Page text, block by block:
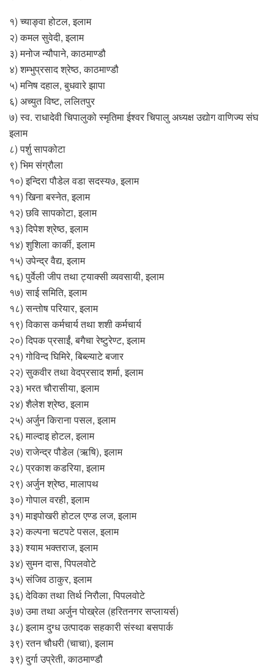
१) च्याङ्वा होटल, इलाम
२) कमल सुवेदी, इलाम
३) मनोज न्यौपाने, काठमाण्डौ
४) शम्भुप्रसाद श्रेष्ठ, काठमाण्डौ
५) मनिष दहाल, बुधवारे झापा
६) अच्युत विष्ट, ललितपुर
७) स्व. राधादेवी चिपालुको स्मृतिमा ईश्वर चिपालु अध्यक्ष उद्योग वाणिज्य संघ
इलाम
८) पर्शु सापकोटा
९) भिम संग्रौला
१०) इन्दिरा पौडेल वडा सदस्य७, इलाम
११) खिना बस्नेत, इलाम
१२) छवि सापकोटा, इलाम
१३) दिपेश श्रेष्ठ, इलाम
१४) शुशिला कार्की, इलाम
१५) उपेन्द्र वैद्य, इलाम
१६) पुर्वेली जीप तथा ट्याक्सी व्यवसायी, इलाम
१७) साई समिति, इलाम
१८) सन्तोष परियार, इलाम
१९) विकास कर्मचार्य तथा शशी कर्मचार्य
२०) दिपक प्रसाईं, बगैचा रेष्टुरेण्ट, इलाम
२१) गोविन्द घिमिरे, बिब्ल्याटे बजार
२२) सुकवीर तथा वेदप्रसाद शर्मा, इलाम
२३) भरत चौरासीया, इलाम
२४) शैलेश श्रेष्ठ, इलाम
२५) अर्जुन किराना पसल, इलाम
२६) माल्दाइ होटल, इलाम
२७) राजेन्द्र पौडेल (ऋषि), इलाम
२८) प्रकाश कडरिया, इलाम
२९) अर्जुन श्रेष्ठ, मालापथ
३०) गोपाल वरही, इलाम
३१) माइपोखरी होटल एण्ड लज, इलाम
३२) कल्पना चटपटे पसल, इलाम
३३) श्याम भक्तराज, इलाम
३४) सुमन दास, पिपलवोटे
३५) संजिव ठाकुर, इलाम
३६) देविका तथा तिर्थ निरौला, पिपलवोटे
३७) उमा तथा अर्जुन पोख्रेल (हरितनगर सप्लायर्स)
३८) इलाम दुग्ध उत्पादक सहकारी संस्था बसपार्क
३९) रतन चौधरी (चाचा), इलाम
३९) दुर्गा उप्रेती, काठमाण्डौ